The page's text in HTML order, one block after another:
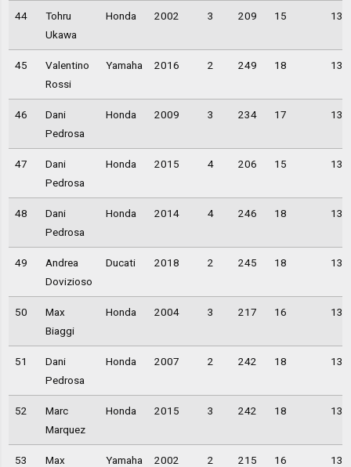
44
Tohru
Ukawa
Honda 2002 3 209 15
45
Valentino
Rossi
Yamaha 2016 2 249 18
46
Dani
Pedrosa
Honda 2009 3 234 17
47
Dani
Pedrosa
Honda 2015 4 206 15
48
Dani
Pedrosa
Honda 2014 4 246 18
49
Andrea
Dovizioso
Ducati 2018 2 245 18
50
Max
Biaggi
Honda 2004 3 217 16
51
Dani
Pedrosa
Honda 2007 2 242 18
52
Marc
Marquez
Honda 2015 3 242 18
53
Max
Yamaha 2002 2 215 16